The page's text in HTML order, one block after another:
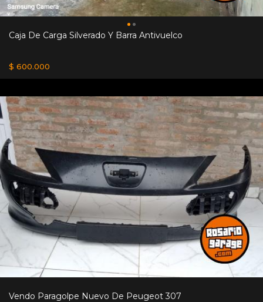
Caja De Carga Silverado Y Barra Antivuelco
$ 600.000
Vendo Paragolpe Nuevo De Peugeot 307